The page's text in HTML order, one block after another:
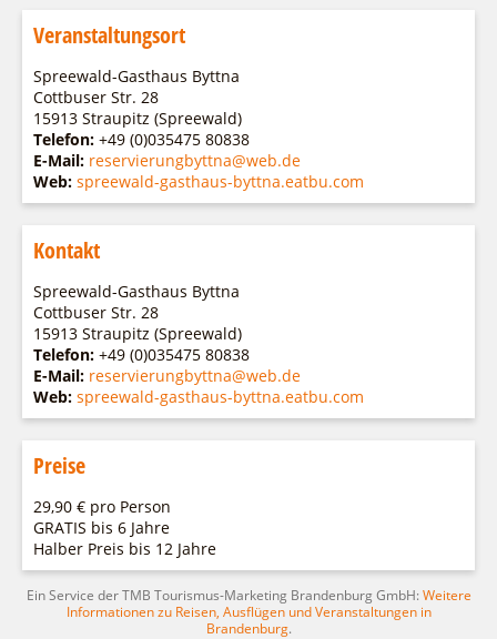
WFG
Veranstaltungsort
Spreewald-Gasthaus Byttna
Cottbuser Str. 28
15913 Straupitz (Spreewald)
Telefon: +49 (0)035475 80838
E-Mail: reservierungbyttna@web.de
Web: spreewald-gasthaus-byttna.eatbu.com
Kontakt
Spreewald-Gasthaus Byttna
Cottbuser Str. 28
15913 Straupitz (Spreewald)
Telefon: +49 (0)035475 80838
E-Mail: reservierungbyttna@web.de
Web: spreewald-gasthaus-byttna.eatbu.com
Preise
29,90 € pro Person
GRATIS bis 6 Jahre
Halber Preis bis 12 Jahre
Ein Service der TMB Tourismus-Marketing Brandenburg GmbH:Weitere
Informationen zu Reisen, Ausflügen und Veranstaltungen in
Brandenburg.